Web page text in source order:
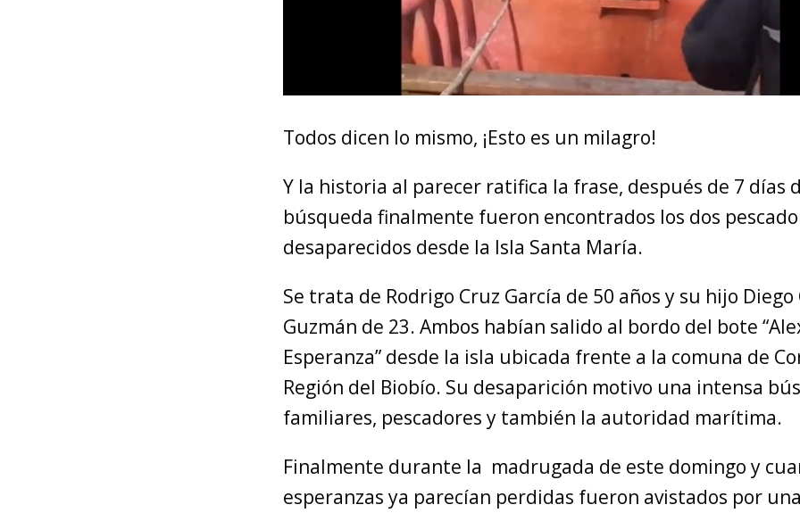
Todos dicen lo mismo, ¡Esto es un milagro!
Y la historia al parecer ratifica la frase, después de 7 días
búsqueda finalmente fueron encontrados los dos
desaparecidos desde la Isla Santa María.
Se trata de Rodrigo Cruz García de 50 años y su hijo Diego
Guzmán de 23. Ambos habían salido al bordo del bote
Esperanza” desde la isla ubicada frente a la comuna de
Región del Biobío. Su desaparición motivo una intensa
familiares, pescadores y también la autoridad marítima.
Finalmente durante la madrugada de este domingo y
esperanzas ya parecían perdidas fueron avistados por una